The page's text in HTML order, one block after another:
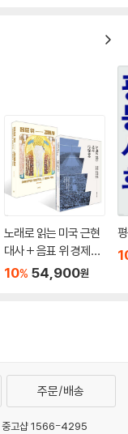
없이 질병, 사고, 실
시민 개개인을, 자본
제의 국가는 이러한
심하다. 씨족의 일원을,
의 공동체 또한 더 이
난이 닥칠 때만 국가
가 횡행하는 세계화
까?
떻게 국가경제는 마이
인한 경기 침체로 일
이 죽어가고 있는 202
? 코로나 직격탄이 세
는 줄지 않았다(2/4분
노래로 읽는 미국 근현
대사 + 음표 위 경제사
세트
10% 54,900원
주문/배송
중고샵 1566-4295